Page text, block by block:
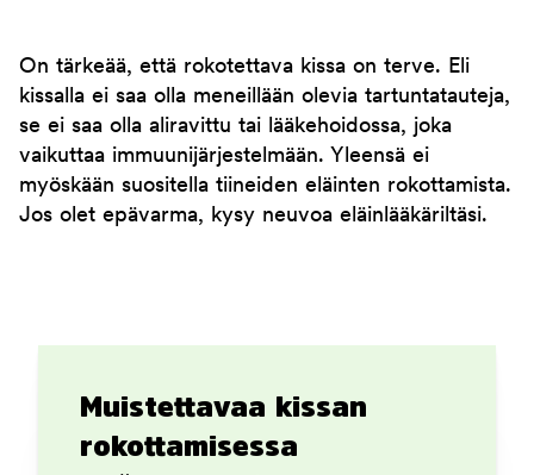
On tärkeää, että rokotettava kissa on terve. Eli
kissalla ei saa olla meneillään olevia tartuntatauteja,
se ei saa olla aliravittu tai lääkehoidossa, joka
vaikuttaa immuunijärjestelmään. Yleensä ei
myöskään suositella tiineiden eläinten rokottamista.
Jos olet epävarma, kysy neuvoa eläinlääkäriltäsi.
Muistettavaa kissan
rokottamisessa